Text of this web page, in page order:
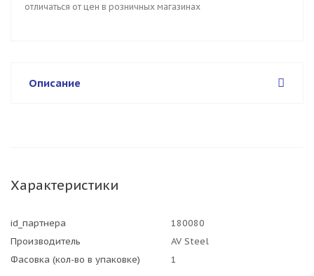
отличаться от цен в розничных магазинах
Описание
Характеристики
id_партнера
180080
Производитель
AV Steel
Фасовка (кол-во в упаковке)
1